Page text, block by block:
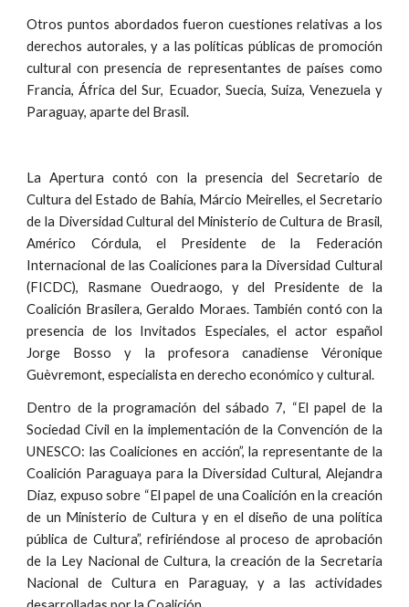
Otros puntos abordados fueron cuestiones relativas a los
derechos autorales, y a las políticas públicas de promoción
cultural con presencia de representantes de países como
Francia, África del Sur, Ecuador, Suecia, Suiza, Venezuela y
Paraguay, aparte del Brasil.
La Apertura contó con la presencia del Secretario de
Cultura del Estado de Bahía, Márcio Meirelles, el Secretario
de la Diversidad Cultural del Ministerio de Cultura de Brasil,
Américo Córdula, el Presidente de la Federación
Internacional de las Coaliciones para la Diversidad Cultural
(FICDC), Rasmane Ouedraogo, y del Presidente de la
Coalición Brasilera, Geraldo Moraes. También contó con la
presencia de los Invitados Especiales, el actor español
Jorge Bosso y la profesora canadiense Véronique
Guèvremont, especialista en derecho económico y cultural.
Dentro de la programación del sábado 7, “El papel de la
Sociedad Civil en la implementación de la Convención de la
UNESCO: las Coaliciones en acción”, la representante de la
Coalición Paraguaya para la Diversidad Cultural, Alejandra
Diaz, expuso sobre “El papel de una Coalición en la creación
de un Ministerio de Cultura y en el diseño de una política
pública de Cultura”, refiriéndose al proceso de aprobación
de la Ley Nacional de Cultura, la creación de la Secretaria
Nacional de Cultura en Paraguay, y a las actividades